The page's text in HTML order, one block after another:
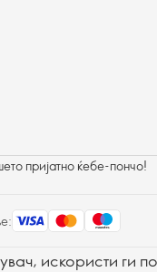
пријатно ќебе-пончо!
искористи ги